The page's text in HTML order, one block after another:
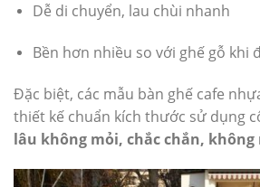
Dễ di chuyển, lau chùi nhanh
Bền hơn nhiều so với ghế gỗ khi
Đặc biệt, các mẫu bàn ghế cafe
thiết kế chuẩn kích thước sử dụng
lâu không mỏi, chắc chắn, không